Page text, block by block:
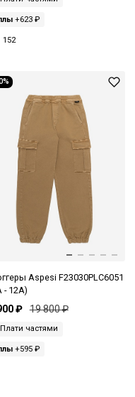
+623 ₽
152
Aspesi F23030PLC6051
- 12A)
₽ 19 800 ₽
Плати частями
+595 ₽